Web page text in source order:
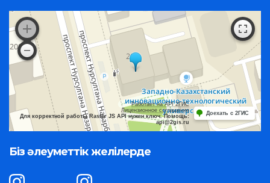
Работает на API 2ГИС
Лицензионное соглашение
Для корректной работы Raster JS API нужен ключ. Помощь:
api@2gis.ru
Доехать с 2ГИС
Біз әлеуметтік желілерде